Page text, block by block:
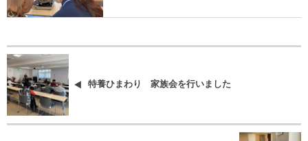
特養ひまわり 家族会を行いました